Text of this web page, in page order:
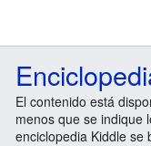
El contenido está
menos que se indique
enciclopedia Kiddle se